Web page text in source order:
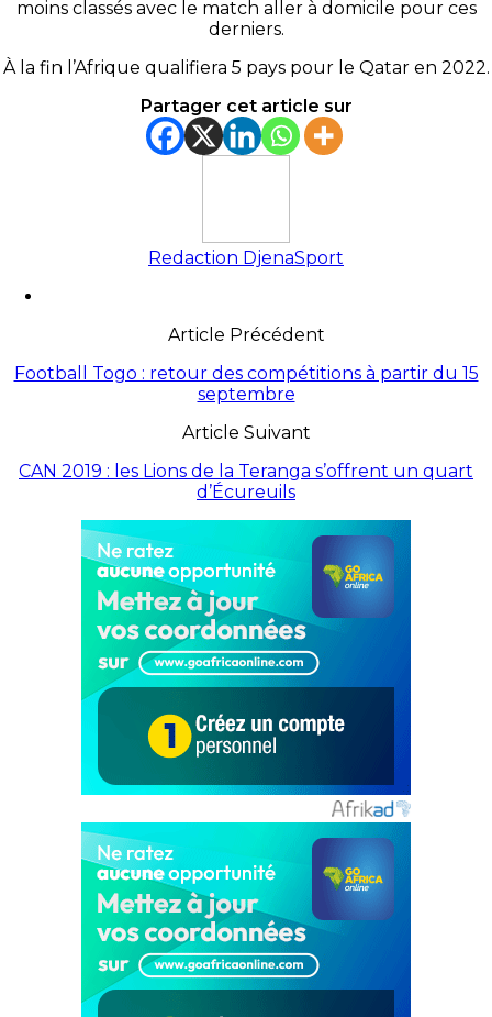
moins classés avec le match aller à domicile pour ces
derniers.
À la fin l’Afrique qualifiera 5 pays pour le Qatar en 2022.
Partager cet article sur
Redaction DjenaSport
Article Précédent
Football Togo : retour des compétitions à partir du 15
septembre
Article Suivant
CAN 2019 : les Lions de la Teranga s’offrent un quart
d’Écureuils